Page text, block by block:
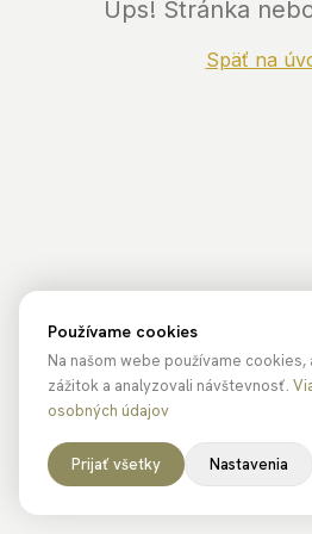
Ups! Stránka
Späť na
Používame cookies
Na našom webe používame
zážitok a analyzovali návštevnosť.
osobných údajov
Prijať všetky Nastavenia